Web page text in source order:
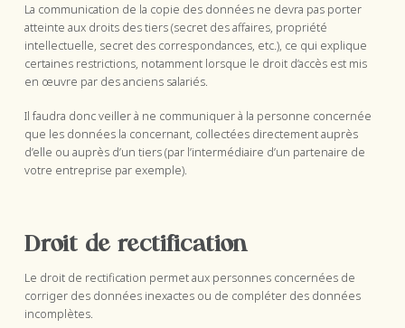
La communication de la copie des données ne devra pas porter
atteinte aux droits des tiers (secret des affaires, propriété
intellectuelle, secret des correspondances, etc.), ce qui explique
certaines restrictions, notamment lorsque le droit d’accès est mis
en œuvre par des anciens salariés.
Il faudra donc veiller à ne communiquer à la personne concernée
que les données la concernant, collectées directement auprès
d’elle ou auprès d’un tiers (par l’intermédiaire d’un partenaire de
votre entreprise par exemple).
Droit de rectification
Le droit de rectification permet aux personnes concernées de
corriger des données inexactes ou de compléter des données
incomplètes.